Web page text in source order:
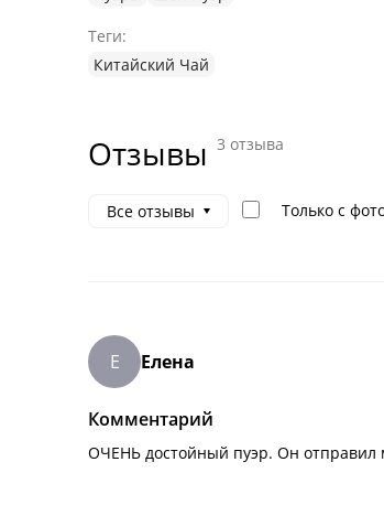
Теги:
Китайский Чай
Отзывы (3)
Отзывы 3 отзыва
Все отзывы Только с
Е Елена
Комментарий
ОЧЕНЬ достойный пуэр. Он отправил